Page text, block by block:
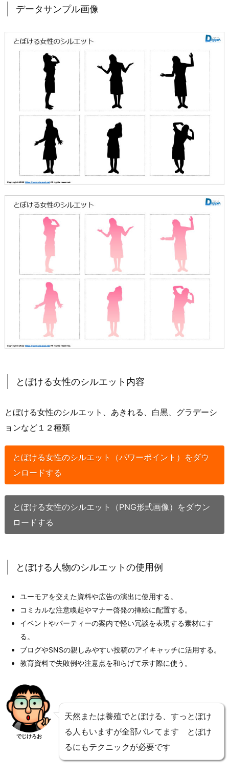
データサンプル画像
とぼける女性のシルエット内容
とぼける女性のシルエット、あきれる、白黒、グラデーシ
ョンなど１２種類
とぼける女性のシルエット（パワーポイント）をダウ
ンロードする
とぼける女性のシルエット（PNG形式画像）をダウン
ロードする
とぼける人物のシルエットの使用例
ユーモアを交えた資料や広告の演出に使用する。
コミカルな注意喚起やマナー啓発の挿絵に配置する。
イベントやパーティーの案内で軽い冗談を表現する素材にす
る。
ブログやSNSの親しみやすい投稿のアイキャッチに活用する。
教育資料で失敗例や注意点を和らげて示す際に使う。
でじけろお
天然または養殖でとぼける、すっとぼけ
る人もいますが全部バレてます とぼけ
るにもテクニックが必要です